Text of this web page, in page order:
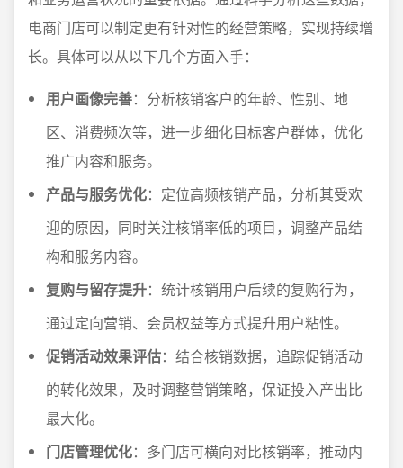
电商门店可以制定更有针对性的经营策略，实现持续增
长。具体可以从以下几个方面入手：
用户画像完善：分析核销客户的年龄、性别、地
区、消费频次等，进一步细化目标客户群体，优化
推广内容和服务。
产品与服务优化：定位高频核销产品，分析其受欢
迎的原因，同时关注核销率低的项目，调整产品结
构和服务内容。
复购与留存提升：统计核销用户后续的复购行为，
通过定向营销、会员权益等方式提升用户粘性。
促销活动效果评估：结合核销数据，追踪促销活动
的转化效果，及时调整营销策略，保证投入产出比
最大化。
门店管理优化：多门店可横向对比核销率，推动内